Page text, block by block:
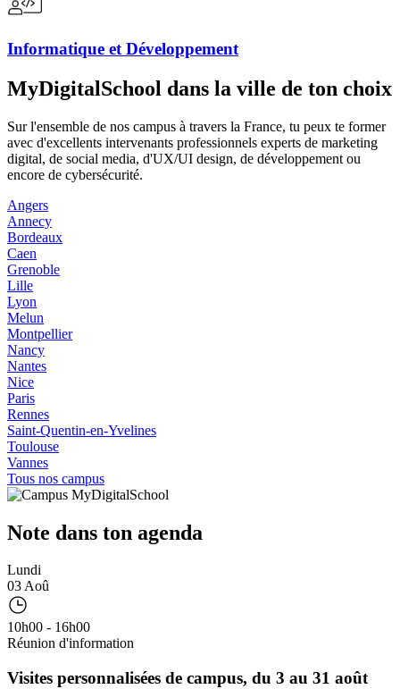
Informatique et Développement
MyDigitalSchool dans la ville de ton choix
Sur l'ensemble de nos campus à travers la France, tu peux te former
avec d'excellents intervenants professionnels experts de marketing
digital, de social media, d'UX/UI design, de développement ou
encore de cybersécurité.
Angers
Annecy
Bordeaux
Caen
Grenoble
Lille
Lyon
Melun
Montpellier
Nancy
Nantes
Nice
Paris
Rennes
Saint-Quentin-en-Yvelines
Toulouse
Vannes
Tous nos campus
Note dans ton agenda
Lundi
03 Aoû
10h00 - 16h00
Réunion d'information
Visites personnalisées de campus, du 3 au 31 août